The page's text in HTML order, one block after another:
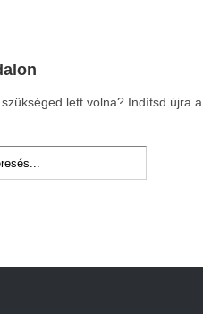
lett volna? Indítsd újra a